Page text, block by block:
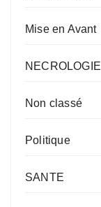
Mise en Avant
NECROLOGIE
Non classé
Politique
SANTE